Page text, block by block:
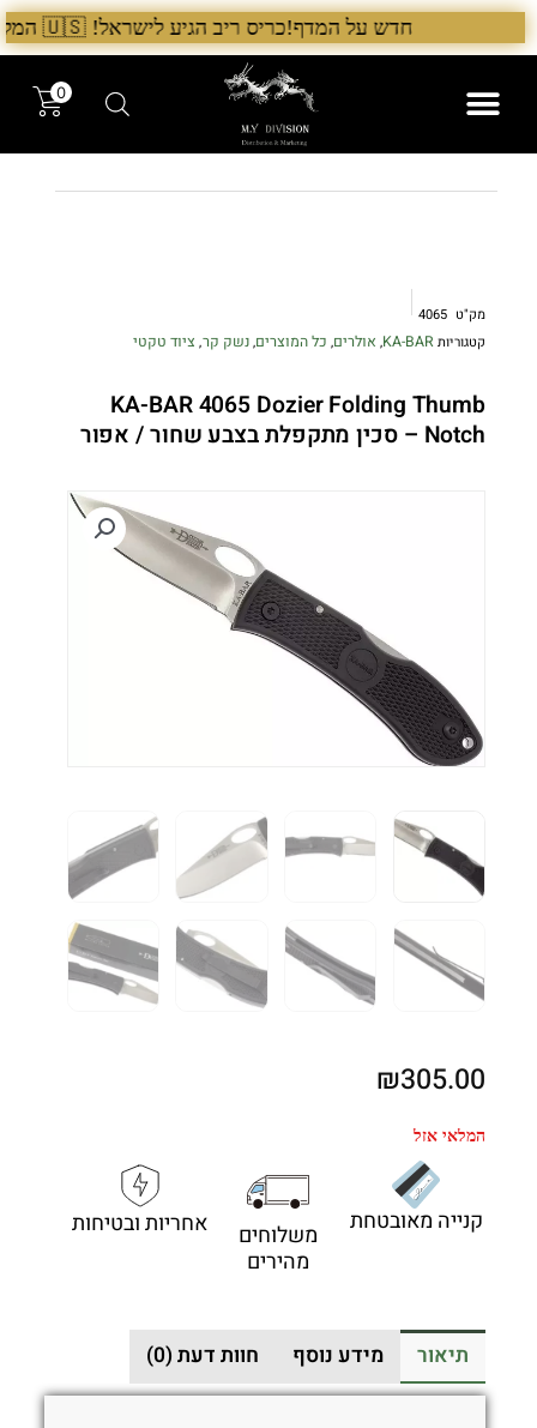
דילוג
לתוכן
חדש על המדף!כריס ריב הגיע לישראל! 🇺🇸 המלאי הראשון בארץ – עכשיו אצל היבואן הבלעדי לרגל ההשקה, 5% הנחה על כל מוצרי Chris Reeve לזמן מוגבל. בנוסף, הגיע גם מלאי חדש של Benchmade ו־Microtech. לרכישה עכשיו›. >
0
מק"ט 4065
קטגוריותKA-BAR
, אולרים, כל המוצרים,נשק קר, ציוד טקטי
KA-BAR 4065 Dozier Folding Thumb
Notch – סכין מתקפלת בצבע שחור / אפור
₪305.00
המלאי אזל
קנייה מאובטחת
משלוחים
מהירים
אחריות ובטיחות
תיאור מידע נוסף חוות דעת (0)